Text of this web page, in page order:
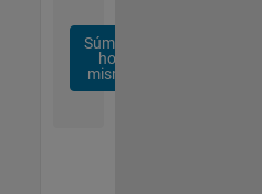
Súmese
hoy
mismo